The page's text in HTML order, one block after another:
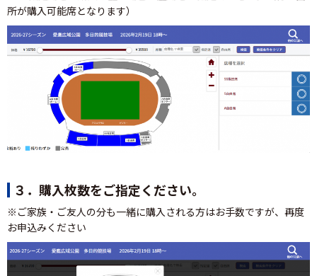
所が購入可能席となります）
３．購入枚数をご指定ください。
※ご家族・ご友人の分も一緒に購入される方はお手数ですが、再度
お申込みください